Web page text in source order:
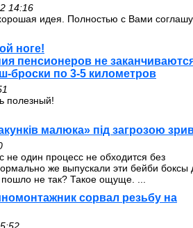
14:16
идея. Полностью с Вами
ноге!
пенсионеров не
броски по 3-5 километров
полезный!
малюка» під загрозою
не один процесс не обходится без
же выпускали эти бейби боксы
не так? Такое ощуще. ...
сорвал резьбу на